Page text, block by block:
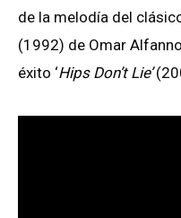
de la melodía del
(1992) de Omar
éxito ‘Hips Don’t Lie’